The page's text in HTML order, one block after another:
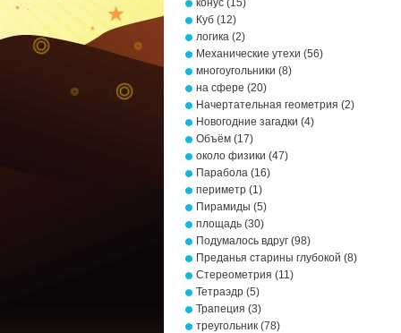
конус (15)
Куб (12)
логика (2)
Механические утехи (56)
многоугольники (8)
на сфере (20)
Начертательная геометрия (2)
Новогодние загадки (4)
Объём (17)
около физики (47)
Парабола (16)
периметр (1)
Пирамиды (5)
площадь (30)
Подумалось вдруг (98)
Преданья старины глубокой (8)
Стереометрия (11)
Тетраэдр (5)
Трапеция (3)
треугольник (78)